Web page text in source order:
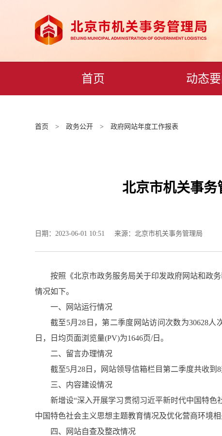
首页 动态
首页 > 政务公开 > 政府网站年度工作报表
北京市机关事务
日期：2023-06-01 10:51 来源：北京市机关事务管理局
按照《北京市政务服务局关于印发政府网站和政
情况如下。
一、网站运行情况
截至5月28日，第二季度网站访问次数为30628人
日，日均页面浏览量(PV)为1646页/日。
二、留言办理情况
截至5月28日，网站领导信箱栏目第二季度共收到
三、内容建设情况
新增设“深入开展学习贯彻习近平新时代中国特
中国特色社会主义思想主题教育情况及优化营商环境相
四、网站自查及整改情况